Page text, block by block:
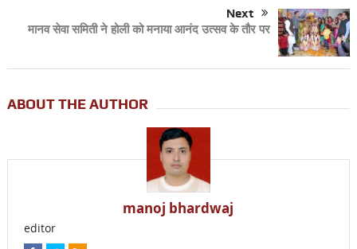
Next
मानव सेवा समिती ने होली को मनाया आनंद उत्सव के तौर पर
ABOUT THE AUTHOR
manoj bhardwaj
editor